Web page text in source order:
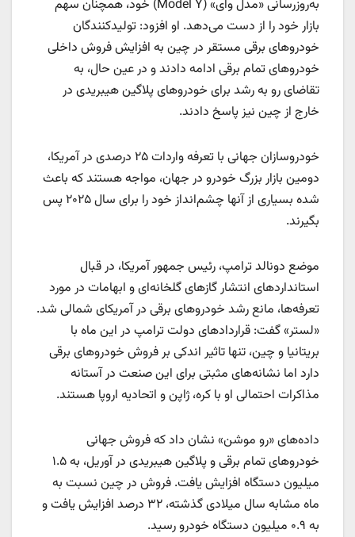
به‌روزرسانی «مدل وای» (Model Y) خود، همچنان سهم
بازار خود را از دست می‌دهد. او افزود: تولیدکنندگان
خودروهای برقی مستقر در چین به افزایش فروش داخلی
خودروهای تمام برقی ادامه دادند و در عین حال، به
تقاضای رو به رشد برای خودروهای پلاگین هیبریدی در
خارج از چین نیز پاسخ دادند.
خودروسازان جهانی با تعرفه واردات ۲۵ درصدی در آمریکا،
دومین بازار بزرگ خودرو در جهان، مواجه هستند که باعث
شده بسیاری از آنها چشم‌انداز خود را برای سال ۲۰۲۵ پس
بگیرند.
موضع دونالد ترامپ، رئیس جمهور آمریکا، در قبال
استانداردهای انتشار گازهای گلخانه‌ای و ابهامات در مورد
تعرفه‌ها، مانع رشد خودروهای برقی در آمریکای شمالی شد.
«لستر» گفت: قراردادهای دولت ترامپ در این ماه با
بریتانیا و چین، تنها تاثیر اندکی بر فروش خودروهای برقی
دارد اما نشانه‌های مثبتی برای این صنعت در آستانه
مذاکرات احتمالی او با کره، ژاپن و اتحادیه اروپا هستند.
داده‌های «رو موشن» نشان داد که فروش جهانی
خودروهای تمام برقی و پلاگین هیبریدی‌ در آوریل، به ۱.۵
میلیون دستگاه افزایش یافت. فروش در چین نسبت به
ماه مشابه سال میلادی گذشته، ۳۲ درصد افزایش یافت و
به ۰.۹ میلیون دستگاه خودرو رسید.